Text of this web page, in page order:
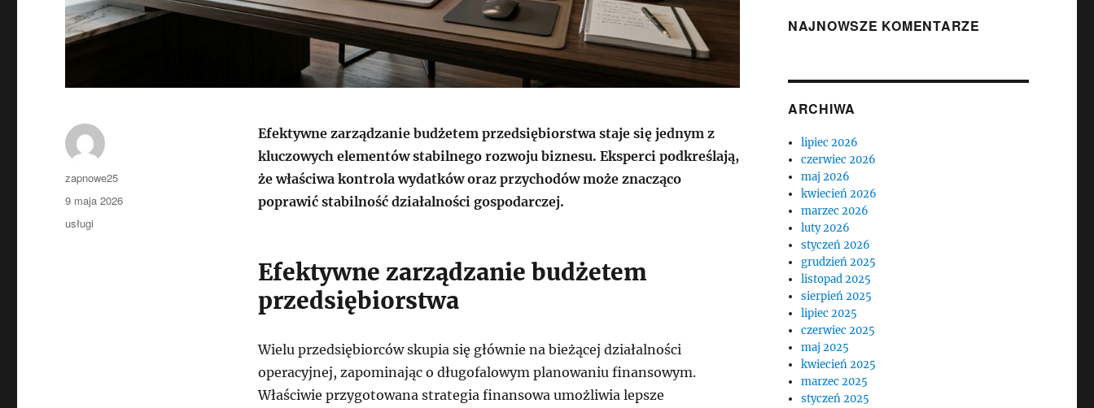
Efektywne zarządzanie budżetem przedsiębiorstwa staje się jednym z
kluczowych elementów stabilnego rozwoju biznesu. Eksperci podkreślają,
że właściwa kontrola wydatków oraz przychodów może znacząco
poprawić stabilność działalności gospodarczej.
Efektywne zarządzanie budżetem
przedsiębiorstwa
Wielu przedsiębiorców skupia się głównie na bieżącej działalności
operacyjnej, zapominając o długofalowym planowaniu finansowym.
Właściwie przygotowana strategia finansowa umożliwia lepsze
Autor
zapnowe25
Data
publikacji
9 maja 2026
Kategorie
usługi
NAJNOWSZE KOMENTARZE
ARCHIWA
lipiec 2026
czerwiec 2026
maj 2026
kwiecień 2026
marzec 2026
luty 2026
styczeń 2026
grudzień 2025
listopad 2025
sierpień 2025
lipiec 2025
czerwiec 2025
maj 2025
kwiecień 2025
marzec 2025
styczeń 2025